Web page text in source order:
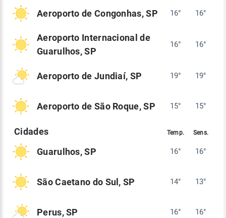
Aeroporto de Congonhas, SP 16° 16°
Aeroporto Internacional de
Guarulhos, SP
16° 16°
Aeroporto de Jundiaí, SP 19° 19°
Aeroporto de São Roque, SP 15° 15°
Guarulhos, SP 16° 16°
São Caetano do Sul, SP 14° 13°
Perus, SP 16° 16°